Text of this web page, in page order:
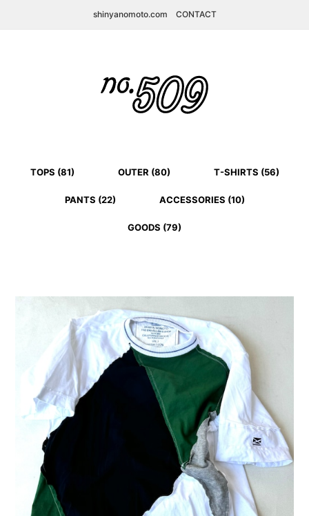
shinyanomoto.com CONTACT
TOPS (81) OUTER (80) T-SHIRTS (56)
PANTS (22) ACCESSORIES (10)
GOODS (79)